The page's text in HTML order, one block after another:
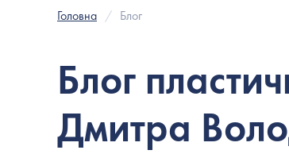
Головна Блог
Блог
Дмитра